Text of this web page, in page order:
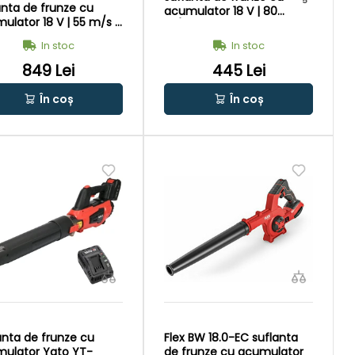
de frunze cu
18 V | 55 m/s |
perii de carbon | Fara
si incarcator |
de carton original
In stoc
849 Lei
În coș
acumulator 18 V | 80
carbon | Fara
acumulator si
incarcator | In cutie de
carton original
In stoc
445 Lei
În coș
de frunze cu
Yato YT-
Flex BW 18.0-EC suflanta
de frunze cu acumulator